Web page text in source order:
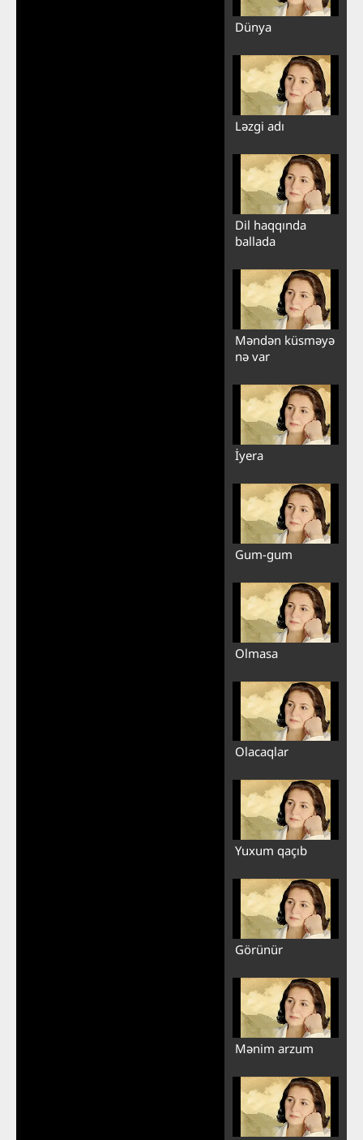
Dünya
Ləzgi adı
Dil haqqında
ballada
Məndən küsməyə
nə var
İyera
Gum-gum
Olmasa
Olacaqlar
Yuxum qaçıb
Görünür
Mənim arzum